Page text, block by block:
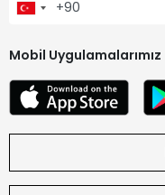
Mobil Uygulamalarımız